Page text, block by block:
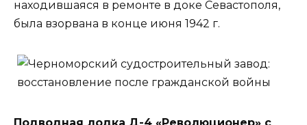
находившаяся в ремонте в доке Севастополя,
была взорвана в конце июня 1942 г.